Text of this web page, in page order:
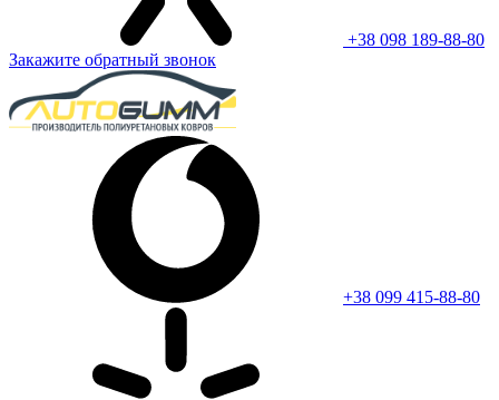
+38 098 189-88-80
Закажите обратный звонок
+38 099 415-88-80